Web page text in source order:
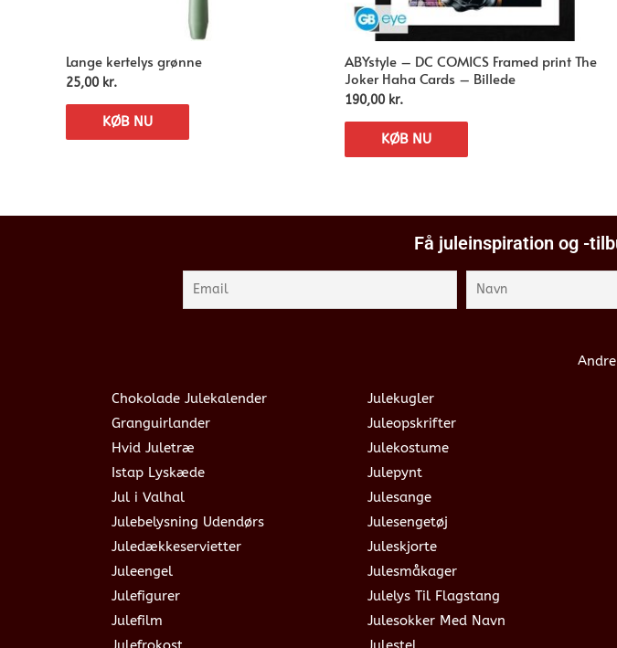
Lange kertelys grønne
25,00 kr.
KØB NU
ABYstyle – DC COMICS Framed print The
Joker Haha Cards – Billede
190,00 kr.
KØB NU
Få juleinspiration og -
Chokolade Julekalender
Granguirlander
Hvid Juletræ
Istap Lyskæde
Jul i Valhal
Julebelysning Udendørs
Juledækkeservietter
Juleengel
Julefigurer
Julefilm
Julekugler
Juleopskrifter
Julekostume
Julepynt
Julesange
Julesengetøj
Juleskjorte
Julesmåkager
Julelys Til Flagstang
Julesokker Med Navn